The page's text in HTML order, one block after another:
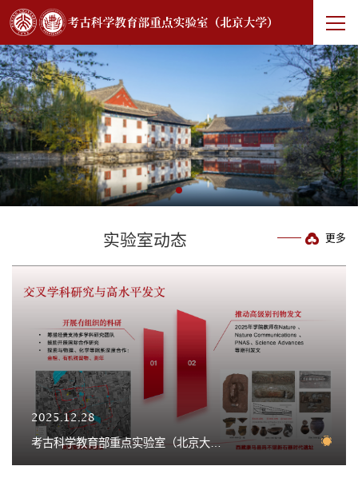
实验室动态 更多
2025.12.28
考古科学教育部重点实验室（北京大学）召开2025年度学术委员会会议